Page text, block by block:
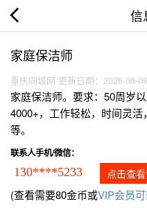
信
家庭保洁师
重庆同城网 更新日期：2026-08-09
家庭保洁师。要求：50周岁
4000+，工作轻松，时间灵
等。
联系人手机/微信：
130****5233 点击查
(查看需要80金币或VIP会员